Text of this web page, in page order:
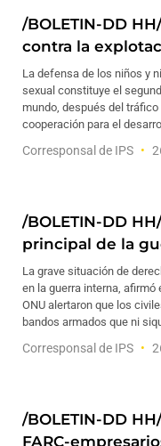
/BOLETIN-DD
contra la
La defensa de los niños y
sexual constituye el
mundo, después del
cooperación para el
Corresponsal de IPS
/BOLETIN-DD
principal de la
La grave situación de
en la guerra interna,
ONU alertaron que los
bandos armados que ni
Corresponsal de IPS
/BOLETIN-DD
FARC-